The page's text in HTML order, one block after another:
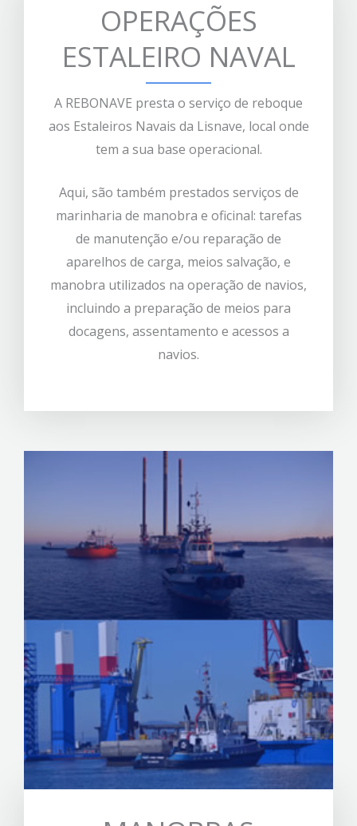
OPERAÇÕES
ESTALEIRO NAVAL
A REBONAVE presta o serviço de reboque
aos Estaleiros Navais da Lisnave, local onde
tem a sua base operacional.
Aqui, são também prestados serviços de
marinharia de manobra e oficinal: tarefas
de manutenção e/ou reparação de
aparelhos de carga, meios salvação, e
manobra utilizados na operação de navios,
incluindo a preparação de meios para
docagens, assentamento e acessos a
navios.